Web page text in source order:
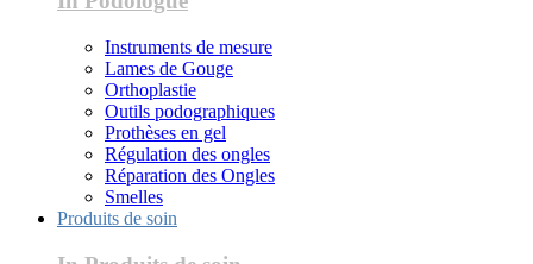
Instruments de mesure
Lames de Gouge
Orthoplastie
Outils podographiques
Prothèses en gel
Régulation des ongles
Réparation des Ongles
Smelles
Produits de soin